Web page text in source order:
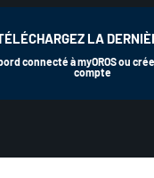
LA
connecté à myOROS ou
compte